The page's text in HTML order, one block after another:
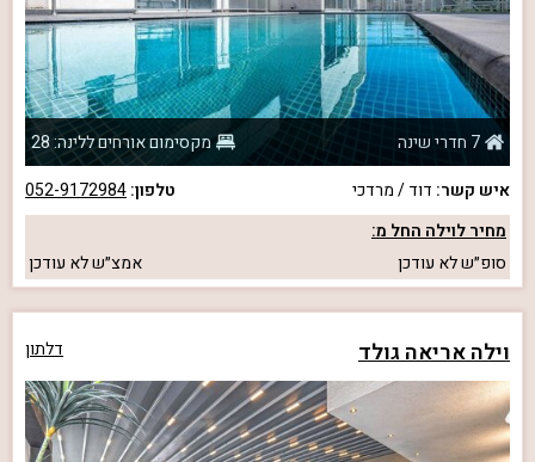
7 חדרי שינה
מקסימום אורחים ללינה: 28
איש קשר: דוד / מרדכי טלפון:052-9172984
מחיר לוילה החל מ:
סופ״שלא עודכן אמצ״שלא עודכן
וילה אריאה גולד דלתון